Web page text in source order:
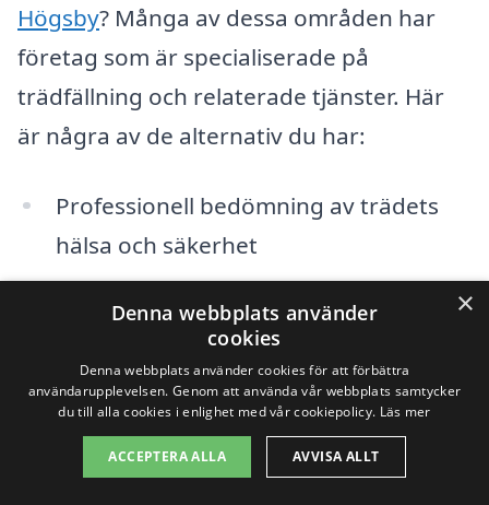
Högsby? Många av dessa områden har
företag som är specialiserade på
trädfällning och relaterade tjänster. Här
är några av de alternativ du har:
Professionell bedömning av trädets
hälsa och säkerhet
Fällning av träd på ett säkert och
Rensning och bortforsling av
träddiagram och skräp
Stubbfräsning för att eliminera
×
Denna webbplats använder
cookies
Denna webbplats använder cookies för att förbättra
användarupplevelsen. Genom att använda vår webbplats samtycker
du till alla cookies i enlighet med vår cookiepolicy. Läs mer
ACCEPTERA ALLA AVVISA ALLT